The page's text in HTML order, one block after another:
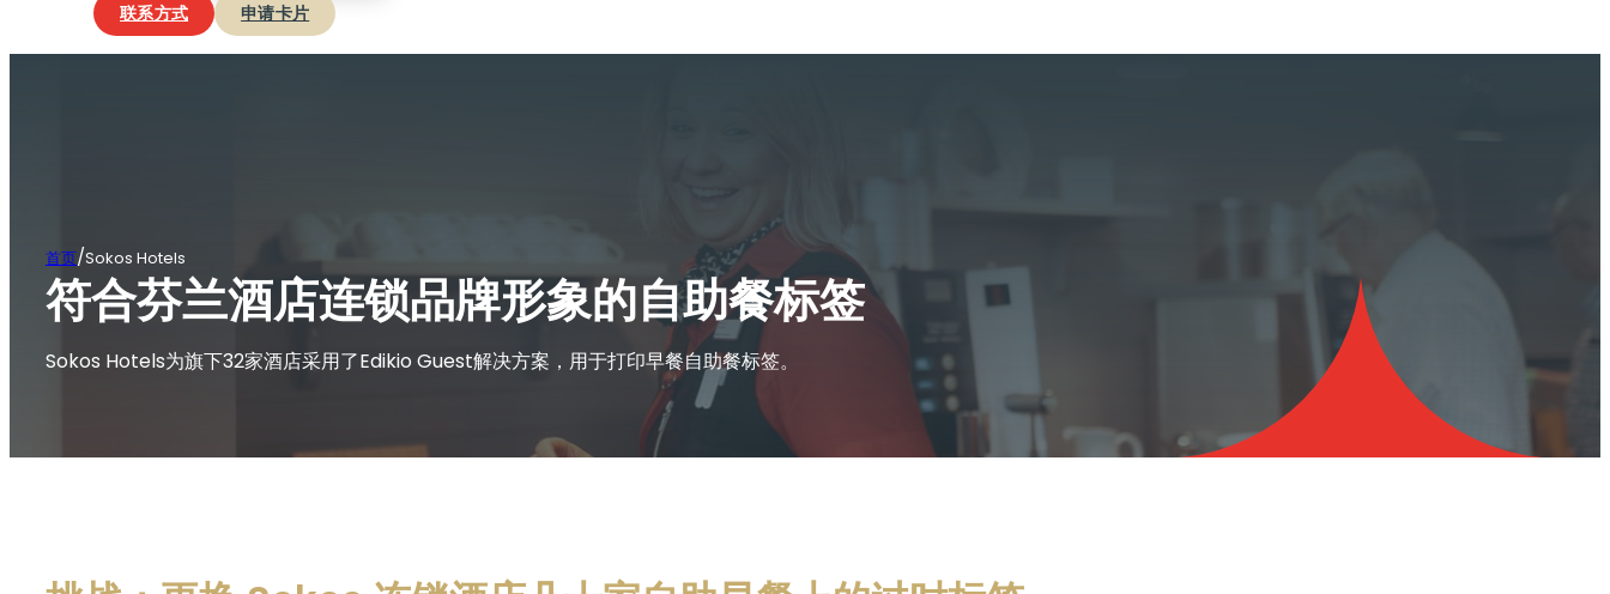
联系方式 申请卡片
首页/Sokos Hotels
符合芬兰酒店连锁品牌形象的自助餐标签
Sokos Hotels为旗下32家酒店采用了Edikio Guest解决方案，用于打印早餐自助餐标签。